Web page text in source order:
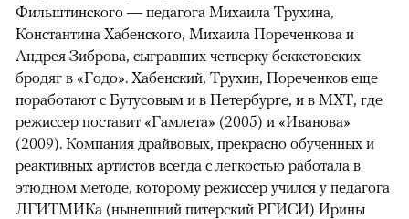
Фильштинского — педагога Михаила Трухина,
Константина Хабенского, Михаила Пореченкова и
Андрея Зиброва, сыгравших четверку беккетовских
бродяг в «Годо». Хабенский, Трухин, Пореченков еще
поработают с Бутусовым и в Петербурге, и в МХТ, где
режиссер поставит «Гамлета» (2005) и «Иванова»
(2009). Компания драйвовых, прекрасно обученных и
реактивных артистов всегда с легкостью работала в
этюдном методе, которому режиссер учился у педагога
ЛГИТМИКа (нынешний питерский РГИСИ) Ирины